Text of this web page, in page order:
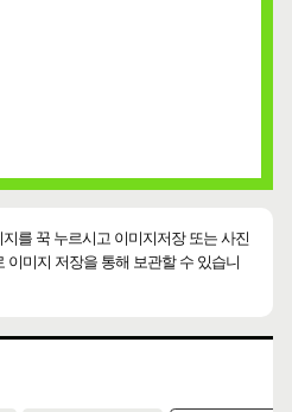
를 꾹 누르시고 이미지저장 또는 사진
이미지 저장을 통해 보관할 수 있습니